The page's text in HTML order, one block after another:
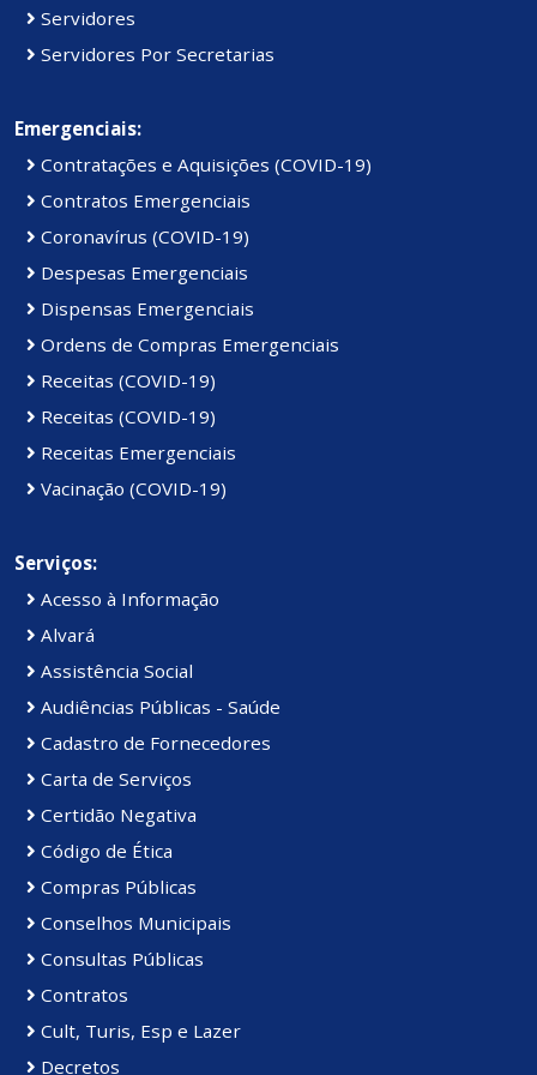
Servidores
Servidores Por Secretarias
Emergenciais:
Contratações e Aquisições (COVID-19)
Contratos Emergenciais
Coronavírus (COVID-19)
Despesas Emergenciais
Dispensas Emergenciais
Ordens de Compras Emergenciais
Receitas (COVID-19)
Receitas (COVID-19)
Receitas Emergenciais
Vacinação (COVID-19)
Serviços:
Acesso à Informação
Alvará
Assistência Social
Audiências Públicas - Saúde
Cadastro de Fornecedores
Carta de Serviços
Certidão Negativa
Código de Ética
Compras Públicas
Conselhos Municipais
Consultas Públicas
Contratos
Cult, Turis, Esp e Lazer
Decretos